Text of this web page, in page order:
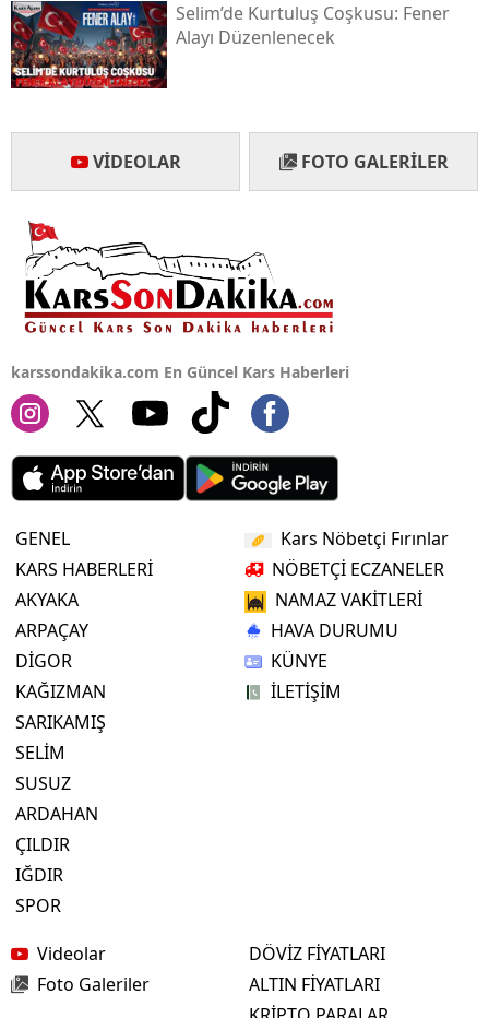
Karabük
Kilis
Selim’de Kurtuluş Coşkusu: Fener
Alayı Düzenlenecek
VIDEOLAR FOTO GALERILER
karssondakika.com En Güncel Kars Haberleri
GENEL
KARS HABERLERİ
AKYAKA
ARPAÇAY
DİGOR
KAĞIZMAN
SARIKAMIŞ
SELİM
SUSUZ
ARDAHAN
ÇILDIR
IĞDIR
SPOR
Kars Nöbetçi Fırınlar
NÖBETÇİ ECZANELER
NAMAZ VAKİTLERİ
HAVA DURUMU
KÜNYE
İLETİŞİM
Videolar
Foto Galeriler
DÖVİZ FİYATLARI
ALTIN FİYATLARI